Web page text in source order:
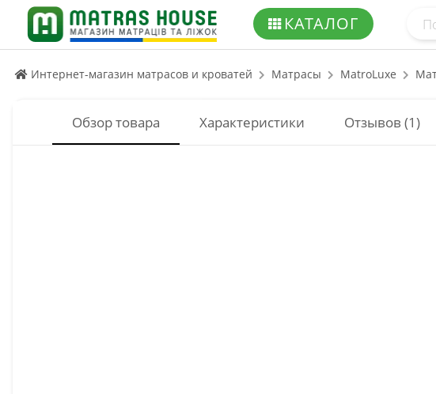
КАТАЛОГ
Интернет-магазин матрасов и кроватей Матрасы MatroLuxe
Обзор товара Характеристики Отзывов (1)